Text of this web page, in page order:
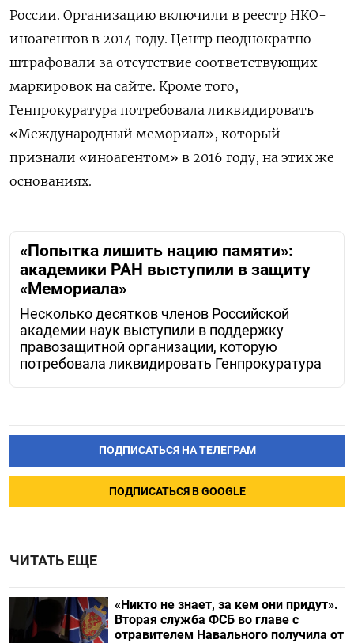
России. Организацию включили в реестр НКО-
иноагентов в 2014 году. Центр неоднократно
штрафовали за отсутствие соответствующих
маркировок на сайте. Кроме того,
Генпрокуратура потребовала ликвидировать
«Международный мемориал», который
признали «иноагентом» в 2016 году, на этих же
основаниях.
«Попытка лишить нацию памяти»:
академики РАН выступили в защиту
«Мемориала»
Несколько десятков членов Российской
академии наук выступили в поддержку
правозащитной организации, которую
потребовала ликвидировать Генпрокуратура
ПОДПИСАТЬСЯ НА ТЕЛЕГРАМ
ПОДПИСАТЬСЯ В GOOGLE
ЧИТАТЬ ЕЩЕ
«Никто не знает, за кем они придут».
Вторая служба ФСБ во главе с
отравителем Навального получила от